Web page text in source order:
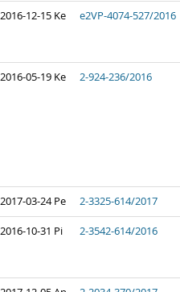
2016-12-15 Ke e2VP-4074-527/2016
2016-05-19 Ke 2-924-236/2016
2017-03-24 Pe 2-3325-614/2017
2016-10-31 Pi 2-3542-614/2016